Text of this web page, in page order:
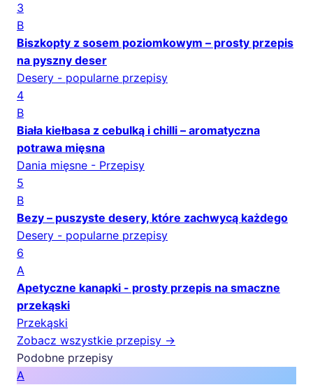
3
B
Biszkopty z sosem poziomkowym – prosty przepis
na pyszny deser
Desery - popularne przepisy
4
B
Biała kiełbasa z cebulką i chilli – aromatyczna
potrawa mięsna
Dania mięsne - Przepisy
5
B
Bezy – puszyste desery, które zachwycą każdego
Desery - popularne przepisy
6
A
Apetyczne kanapki - prosty przepis na smaczne
przekąski
Przekąski
Zobacz wszystkie przepisy →
Podobne przepisy
A